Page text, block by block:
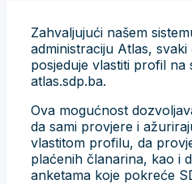
Zahvaljujući našem
administraciju Atlas, svaki
posjeduje vlastiti profil na
atlas.sdp.ba.
Ova mogućnost
da sami provjere i
vlastitom profilu, da
plaćenih članarina, kao i
anketama koje pokreće